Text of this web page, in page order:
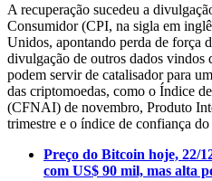
A recuperação sucedeu a
Consumidor (CPI, na sigla em
Unidos, apontando perda de força
divulgação de outros dados vindos
podem servir de catalisador para
das criptomoedas, como o Índice
(CFNAI) de novembro, Produto
trimestre e o índice de confiança
Preço do Bitcoin hoje, 22/
com US$ 90 mil, mas alta